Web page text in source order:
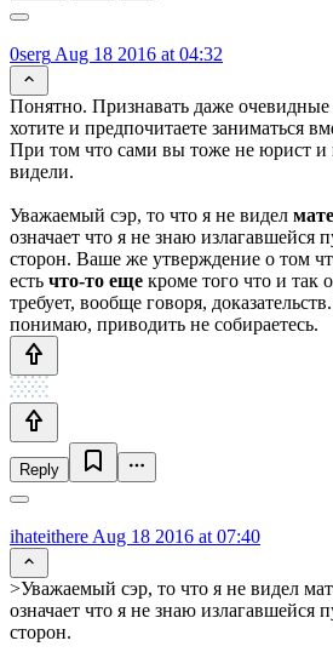
0serg Aug 18 2016 at 04:32
Понятно. Признавать даже
хотите и предпочитаете заниматься
При том что сами вы тоже не юрист и
видели.
Уважаемый сэр, то что я не видел
означает что я не знаю излагавшейся
сторон. Ваше же утверждение о том
есть что-то еще кроме того что и так
требует, вообще говоря,
понимаю, приводить не собираетесь.
Reply
ihateithere Aug 18 2016 at 07:40
>Уважаемый сэр, то что я не видел
означает что я не знаю излагавшейся
сторон.